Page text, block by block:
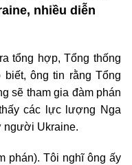
nhiều diễn
tổng hợp, Tổng thống
biết, ông tin rằng Tổng
sẽ tham gia đàm phán
các lực lượng Nga
người Ukraine.
phán). Tôi nghĩ ông ấy